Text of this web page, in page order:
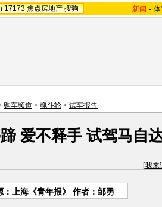
17173 焦点房地产 搜狗 新闻 -
购车频道 > 魂斗轮 > 试车报告
爱不释手 试驾马自
[我来
：上海《青年报》 作者：邹勇